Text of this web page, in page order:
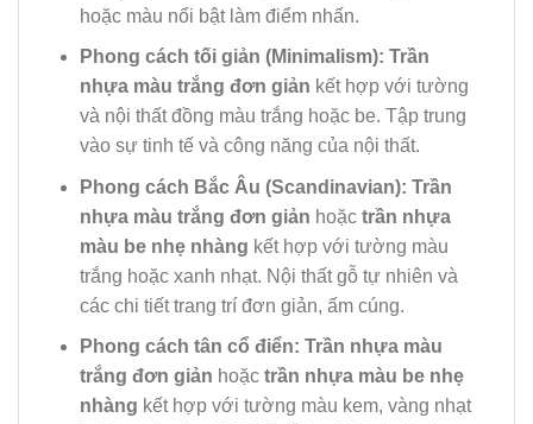
hoặc màu nổi bật làm điểm nhấn.
Phong cách tối giản (Minimalism): Trần
nhựa màu trắng đơn giản kết hợp với tường
và nội thất đồng màu trắng hoặc be. Tập trung
vào sự tinh tế và công năng của nội thất.
Phong cách Bắc Âu (Scandinavian): Trần
nhựa màu trắng đơn giản hoặc trần nhựa
màu be nhẹ nhàng kết hợp với tường màu
trắng hoặc xanh nhạt. Nội thất gỗ tự nhiên và
các chi tiết trang trí đơn giản, ấm cúng.
Phong cách tân cổ điển: Trần nhựa màu
trắng đơn giản hoặc trần nhựa màu be nhẹ
nhàng kết hợp với tường màu kem, vàng nhạt